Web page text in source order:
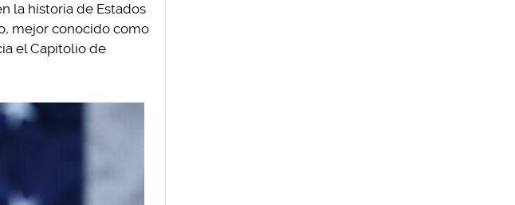
la historia de Estados
mejor conocido como
el Capitolio de